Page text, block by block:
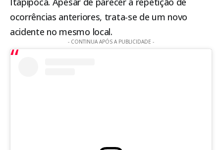
ocorrências anteriores, trata-se de um novo
acidente no mesmo local.
- CONTINUA APÓS A PUBLICIDADE -